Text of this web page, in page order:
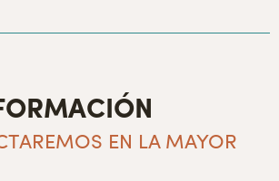
EN LA MAYOR